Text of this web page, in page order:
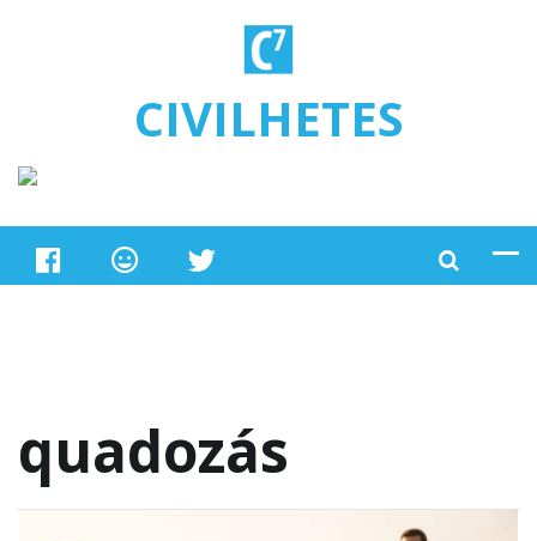
CIVILHETES
quadozás